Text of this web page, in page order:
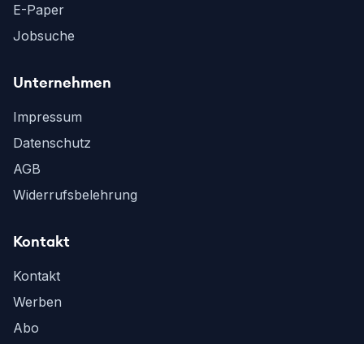
E-Paper
Jobsuche
Unternehmen
Impressum
Datenschutz
AGB
Widerrufsbelehrung
Kontakt
Kontakt
Werben
Abo